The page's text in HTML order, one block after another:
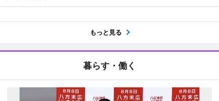
もっと見る
暮らす・働く